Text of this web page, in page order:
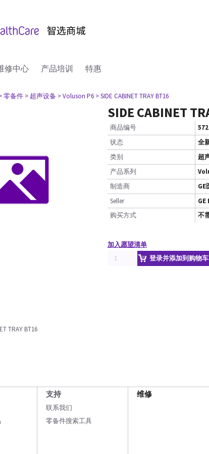
修中心 产品培训 特惠
零备件 > 超声设备 > Voluson P6 > SIDE CABINET TRAY BT16
SIDE CABINET
商品编号
状态
全
类别
超
产品系列
制造商
GE
Seller
购买方式
不
加入愿望清单
登录并添加到购物车
TRAY BT16
支持
联系我们
零备件搜索工具
维修